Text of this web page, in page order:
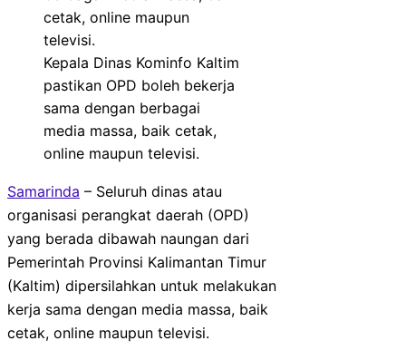
Kepala Dinas Kominfo Kaltim
pastikan OPD boleh bekerja
sama dengan berbagai
media massa, baik cetak,
online maupun televisi.
Samarinda – Seluruh dinas atau
organisasi perangkat daerah (OPD)
yang berada dibawah naungan dari
Pemerintah Provinsi Kalimantan Timur
(Kaltim) dipersilahkan untuk melakukan
kerja sama dengan media massa, baik
cetak, online maupun televisi.